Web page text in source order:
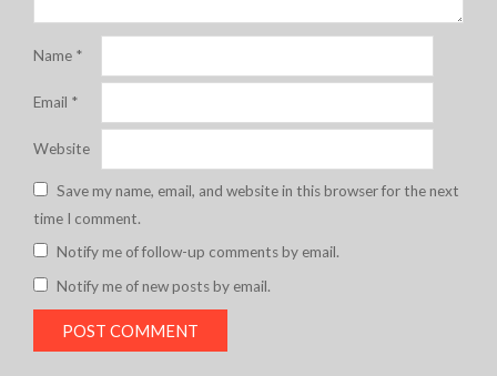
Name *
Email *
Website
Save my name, email, and website in this browser for the next
time I comment.
Notify me of follow-up comments by email.
Notify me of new posts by email.